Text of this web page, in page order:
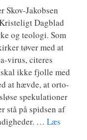
Skov-Jakob­­sen
Dag­blad
og teo­lo­gi. Som
tøver med at
virus, cite­res
skal ikke fjol­le med
at hæv­de, at orto­
spe­ku­la­tio­ner
stå på spid­sen af
… Læs